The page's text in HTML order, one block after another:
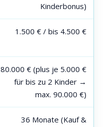
Kinderbonus)
1.500 € / bis 4.500 €
80.000 € (plus je 5.000 €
für bis zu 2 Kinder →
max. 90.000 €)
36 Monate (Kauf &